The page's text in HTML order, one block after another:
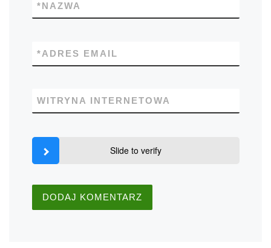
NAZWA
*
ADRES EMAIL
*
WITRYNA INTERNETOWA
Slide to verify